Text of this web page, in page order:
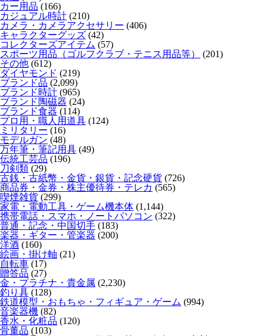
カー用品 (166)
カジュアル時計 (210)
カメラ・カメラアクセサリー (406)
キャラクターグッズ (42)
コレクターズアイテム (57)
スポーツ用品（ゴルフクラブ・テニス用品等）
(201)
その他 (612)
ダイヤモンド (219)
ブランド品 (2,099)
ブランド時計 (965)
ブランド陶磁器 (24)
ブランド食器 (114)
プロ用・職人用道具 (124)
ミリタリー (16)
モデルガン (48)
万年筆・筆記用具 (49)
伝統工芸品 (196)
刀剣類 (29)
古銭・古紙幣・金貨・銀貨・記念硬貨 (726)
商品券・金券・株主優待券・テレカ (565)
喫煙雑貨 (299)
家電・電動工具・ゲーム機本体 (1,144)
携帯電話・スマホ・ノートパソコン (322)
普通・記念・中国切手 (183)
楽器・ギター・管楽器 (200)
洋酒 (160)
絵画・掛け軸 (21)
自転車 (17)
贈答品 (27)
金・プラチナ・貴金属 (2,230)
釣り具 (128)
鉄道模型・おもちゃ・フィギュア・ゲーム (994)
音楽器機 (82)
香水・化粧品 (120)
骨董品 (103)